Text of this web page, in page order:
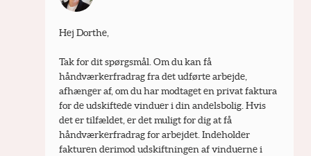
Hej Dorthe,
Tak for dit spørgsmål. Om du kan få
håndværkerfradrag fra det udførte arbejde,
afhænger af, om du har modtaget en privat faktura
for de udskiftede vinduer i din andelsbolig. Hvis
det er tilfældet, er det muligt for dig at få
håndværkerfradrag for arbejdet. Indeholder
fakturen derimod udskiftningen af vinduerne i